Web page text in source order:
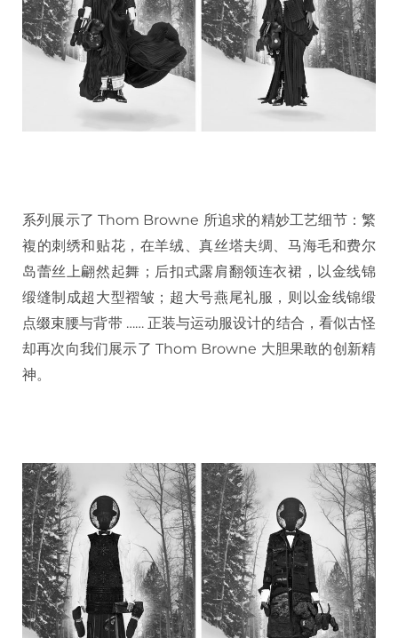
系列展示了 Thom Browne 所追求的精妙工艺细节：繁
複的刺绣和贴花，在羊绒、真丝塔夫绸、马海毛和费尔
岛蕾丝上翩然起舞；后扣式露肩翻领连衣裙，以金线锦
缎缝制成超大型褶皱；超大号燕尾礼服，则以金线锦缎
点缀束腰与背带 …… 正装与运动服设计的结合，看似古怪
却再次向我们展示了 Thom Browne 大胆果敢的创新精
神。